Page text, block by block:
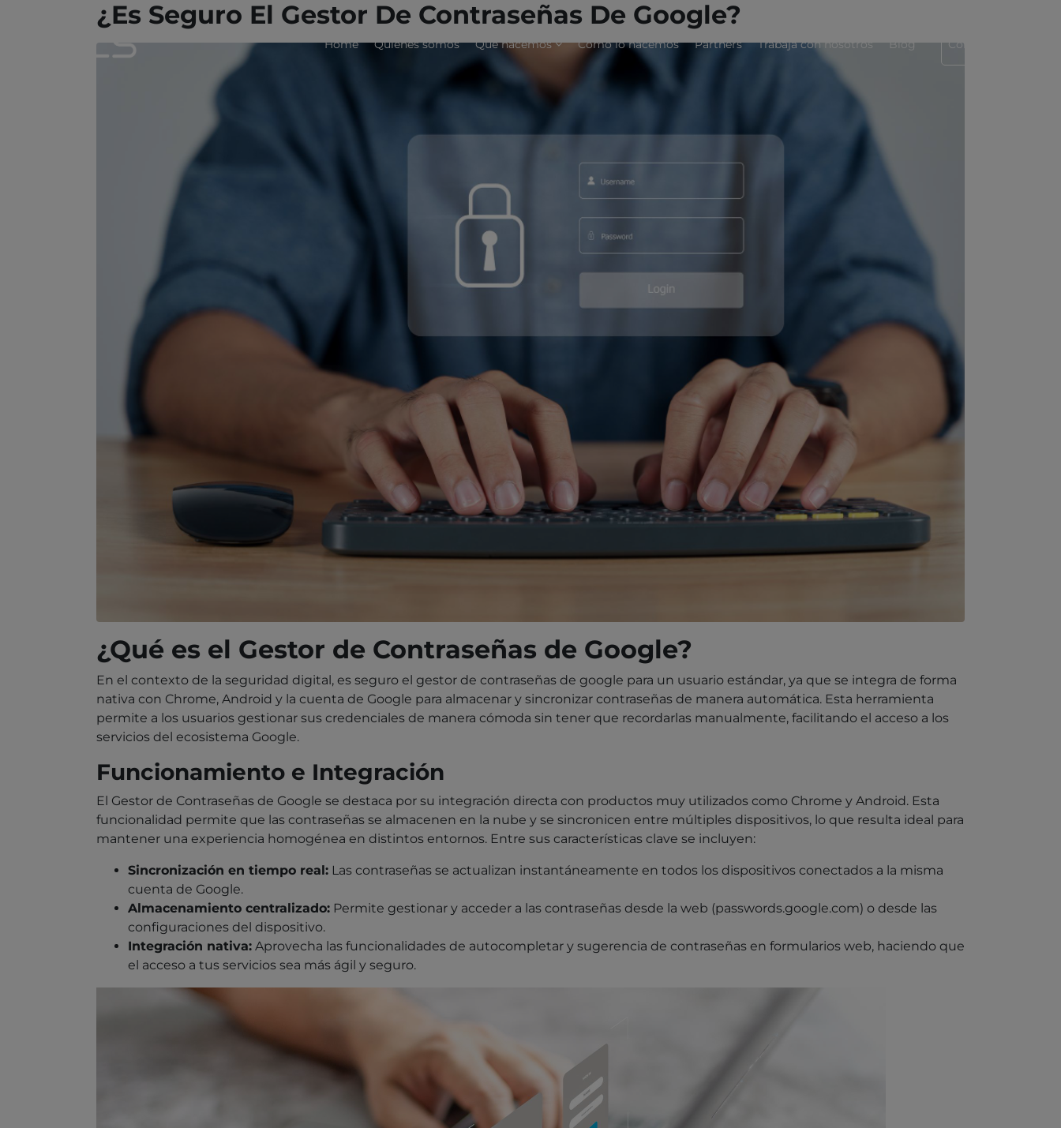
Home Quiénes somos Qué hacemos Cómo lo hacemos Partners Trabaja con nosotros Blog Contáctanos
¿Es Seguro El Gestor De Contraseñas De Google?
¿Qué es el Gestor de Contraseñas de Google?
En el contexto de la seguridad digital, es seguro el gestor de contraseñas de google para un usuario estándar, ya que se integra de forma
nativa con Chrome, Android y la cuenta de Google para almacenar y sincronizar contraseñas de manera automática. Esta herramienta
permite a los usuarios gestionar sus credenciales de manera cómoda sin tener que recordarlas manualmente, facilitando el acceso a los
servicios del ecosistema Google.
Funcionamiento e Integración
El Gestor de Contraseñas de Google se destaca por su integración directa con productos muy utilizados como Chrome y Android. Esta
funcionalidad permite que las contraseñas se almacenen en la nube y se sincronicen entre múltiples dispositivos, lo que resulta ideal para
mantener una experiencia homogénea en distintos entornos. Entre sus características clave se incluyen:
Sincronización en tiempo real: Las contraseñas se actualizan instantáneamente en todos los dispositivos conectados a la misma
cuenta de Google.
Almacenamiento centralizado: Permite gestionar y acceder a las contraseñas desde la web (passwords.google.com) o desde las
configuraciones del dispositivo.
Integración nativa: Aprovecha las funcionalidades de autocompletar y sugerencia de contraseñas en formularios web, haciendo que
el acceso a tus servicios sea más ágil y seguro.